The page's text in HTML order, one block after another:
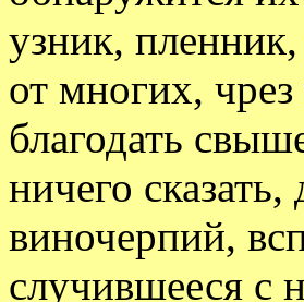
узник,
от многих,
благодать
ничего
виночерпий,
случившееся с